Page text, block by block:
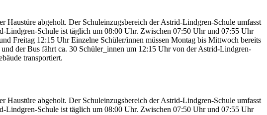
abgeholt. Der Schuleinzugsbereich der Astrid-Lindgren-Schule umfasst
Lindgren-Schule ist täglich um 08:00 Uhr. Zwischen 07:50 Uhr und 07:55 Uhr
Freitag 12:15 Uhr Einzelne Schüler/innen müssen Montag bis Mittwoch bereits
der Bus fährt ca. 30 Schüler_innen um 12:15 Uhr von der Astrid-Lindgren-
transportiert.
abgeholt. Der Schuleinzugsbereich der Astrid-Lindgren-Schule umfasst
Lindgren-Schule ist täglich um 08:00 Uhr. Zwischen 07:50 Uhr und 07:55 Uhr